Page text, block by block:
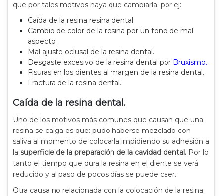
que por tales motivos haya que cambiarla. por ej:
Caída de la resina resina dental.
Cambio de color de la resina por un tono de mal
aspecto.
Mal ajuste oclusal de la resina dental.
Desgaste excesivo de la resina dental por Bruxismo.
Fisuras en los dientes al margen de la resina dental.
Fractura de la resina dental.
Caída de la resina dental.
Uno de los motivos más comunes que causan que una
resina se caiga es que: pudo haberse mezclado con
saliva al momento de colocarla impidiendo su adhesión a
la superficie de la preparación de la cavidad dental. Por lo
tanto el tiempo que dura la resina en el diente se verá
reducido y al paso de pocos días se puede caer.
Otra causa no relacionada con la colocación de la resina;